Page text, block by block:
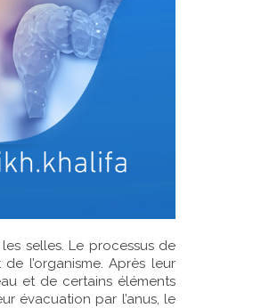
selles. Le processus de
l’organisme. Après leur
et de certains éléments
évacuation par l’anus, le